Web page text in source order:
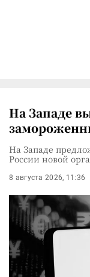
На Западе
На Западе
России новой
8 августа 2026, 11:36